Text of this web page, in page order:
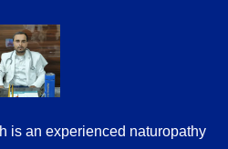
is an experienced naturopathy